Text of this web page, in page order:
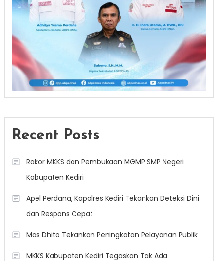
Recent Posts
Rakor MKKS dan Pembukaan MGMP SMP Negeri
Kabupaten Kediri
Apel Perdana, Kapolres Kediri Tekankan Deteksi Dini
dan Respons Cepat
Mas Dhito Tekankan Peningkatan Pelayanan Publik
MKKS Kabupaten Kediri Tegaskan Tak Ada